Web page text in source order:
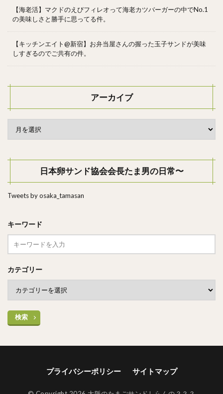
【海老活】マクドのえびフィレオって海老カツバーガーの中でNo.1
の美味しさと勝手に思ってる件。
【キッチンエイト@新宿】お弁当屋さんの握った玉子サンドが美味
しすぎるのでご共有の件。
アーカイブ
日本卵サンド協会会長たま男の日常〜
Tweets by osaka_tamasan
キーワード
カテゴリー
検索
プライバシーポリシー サイトマップ